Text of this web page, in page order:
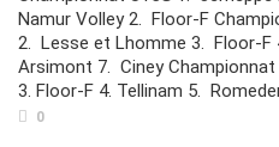
Namur Volley 2. Floor-F
2. Lesse et Lhomme 3. Floor-F
Arsimont 7. Ciney Championnat
3. Floor-F 4. Tellinam 5.
0